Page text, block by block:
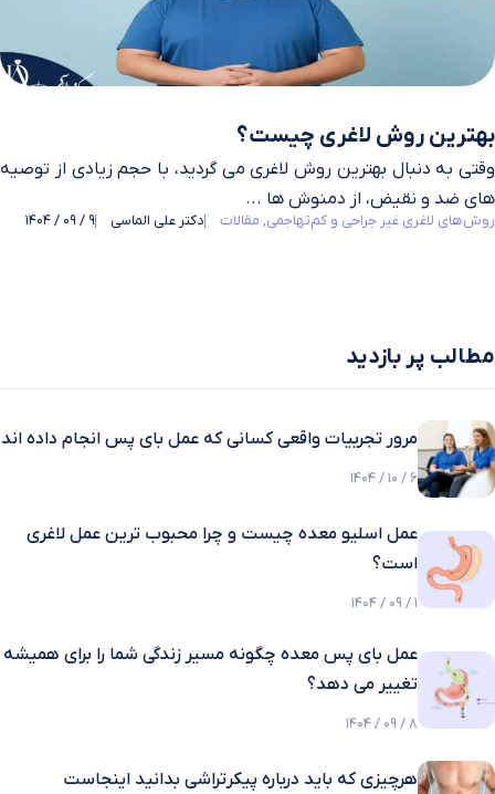
بهترین روش لاغری چیست؟
وقتی به دنبال بهترین روش لاغری می‌ گردید، با حجم زیادی از توصیه‌
های ضد و نقیض، از دمنوش‌ ها ...
روش‌های لاغری غیر جراحی و کم‌تهاجمی مقالات دکتر علی الماسی 9 / 09 / 1404
مطالب پر بازدید
مرور تجربیات واقعی کسانی که عمل بای پس انجام داده اند
6 / 10 / 1404
عمل اسلیو معده چیست و چرا محبوب ترین عمل لاغری
است؟
1 / 09 / 1404
عمل بای پس معده چگونه مسیر زندگی شما را برای همیشه
تغییر می دهد؟
8 / 09 / 1404
هرچیزی که باید درباره پیکرتراشی بدانید اینجاست